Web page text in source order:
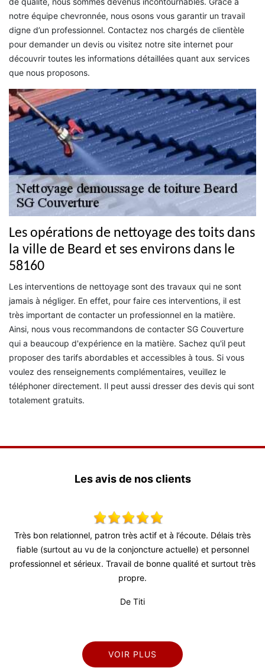
notre équipe chevronnée, nous osons vous garantir un travail
digne d’un professionnel. Contactez nos chargés de clientèle
pour demander un devis ou visitez notre site internet pour
découvrir toutes les informations détaillées quant aux services
que nous proposons.
Les opérations de nettoyage des toits dans
la ville de Beard et ses environs dans le
58160
Les interventions de nettoyage sont des travaux qui ne sont
jamais à négliger. En effet, pour faire ces interventions, il est
très important de contacter un professionnel en la matière.
Ainsi, nous vous recommandons de contacter SG Couverture
qui a beaucoup d'expérience en la matière. Sachez qu'il peut
proposer des tarifs abordables et accessibles à tous. Si vous
voulez des renseignements complémentaires, veuillez le
téléphoner directement. Il peut aussi dresser des devis qui sont
totalement gratuits.
Les avis de nos clients
très
très
Tres bon travail pour repeindre mes volets. Conseils
délais courts, remise en place des volets rapide. Je
VOIR PLUS